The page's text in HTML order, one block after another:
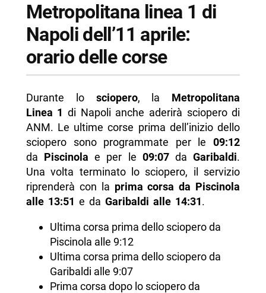
Metropolitana linea 1 di
Napoli dell’11 aprile:
orario delle corse
Durante lo sciopero, la Metropolitana
Linea 1 di Napoli anche aderirà sciopero di
ANM. Le ultime corse prima dell’inizio dello
sciopero sono programmate per le09:12
da Piscinola e per le 09:07daGaribaldi.
Una volta terminato lo sciopero, il servizio
riprenderà con la prima corsa da Piscinola
alle 13:51 e da Garibaldi alle 14:31.
Ultima corsa prima dello sciopero da
Piscinola alle 9:12
Ultima corsa prima dello sciopero da
Garibaldi alle 9:07
Prima corsa dopo lo sciopero da